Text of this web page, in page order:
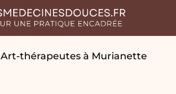
Art-thérapeutes à Murianette